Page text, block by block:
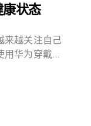
状态
来越关注自己
用华为穿戴...